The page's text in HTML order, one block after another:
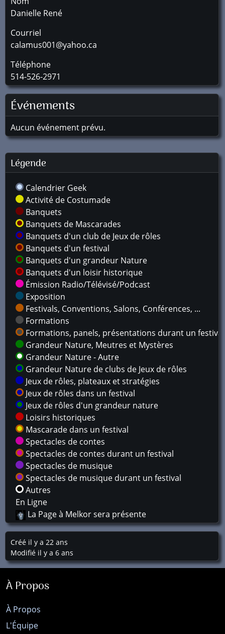
Danielle René
Courriel
calamus001@yahoo.ca
Téléphone
514-526-2971
Événements
Aucun événement prévu.
Légende
Calendrier Geek
Activité de Costumade
Banquets
Banquets de Mascarades
Banquets d'un club de Jeux de rôles
Banquets d'un festival
Banquets d'un grandeur Nature
Banquets d'un loisir historique
Émission Radio/Télévisé/Podcast
Exposition
Festivals, Conventions, Salons, Conférences, ...
Formations
Formations, panels, présentations durant un festival
Grandeur Nature, Meutres et Mystères
Grandeur Nature - Autre
Grandeur Nature de clubs de Jeux de rôles
Jeux de rôles, plateaux et stratégies
Jeux de rôles dans un festival
Jeux de rôles d'un grandeur nature
Loisirs historiques
Mascarade dans un festival
Spectacles de contes
Spectacles de contes durant un festival
Spectacles de musique
Spectacles de musique durant un festival
Autres
En Ligne
La Page à Melkor sera présente
Créé il y a 22 ans
Modifié il y a 6 ans
À Propos
À Propos
L'Équipe